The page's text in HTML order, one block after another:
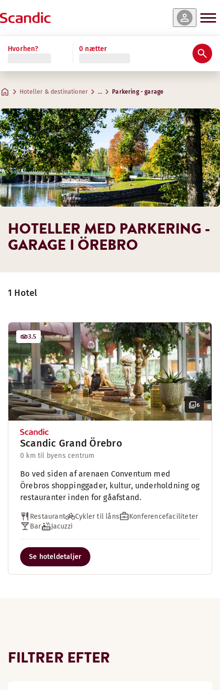
Hvorhen? 0 nætter
Hoteller & destinationer … Parkering - garage
1 Hotel
6
3.5
Scandic Grand Örebro
0 km til byens centrum
Bo ved siden af arenaen Conventum med
Örebros shoppinggader, kultur, underholdning og
restauranter inden for gåafstand.
Restaurant Cykler til låns
Konferencefaciliteter
Bar
Jacuzzi
Se hoteldetaljer
FILTRER EFTER
HOTELLER MED PARKERING -
GARAGE I ÖREBRO